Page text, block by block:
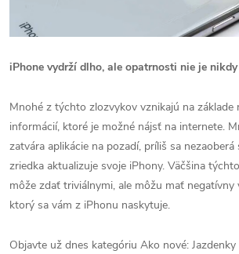
iPhone vydrží dlho, ale opatrnosti nie je
Mnohé z týchto zlozvykov vznikajú na základe
informácií, ktoré je možné nájsť na internete.
zatvára aplikácie na pozadí, príliš sa
zriedka aktualizuje svoje iPhony. Väčšina
môže zdať triviálnymi, ale môžu mať negatívny
ktorý sa vám z iPhonu naskytuje.
Objavte už dnes kategóriu Ako nové: